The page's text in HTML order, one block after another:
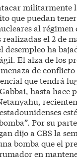
militarmente
que puedan
al
realizadas el 2 de
desempleo ha
El alza de los
de
que tendrá
hasta hace
Por su
dijo a CBS la
bomba que el
en